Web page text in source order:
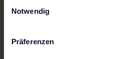
Notwendig
Präferenzen
anschließend mit der
BergsRigi